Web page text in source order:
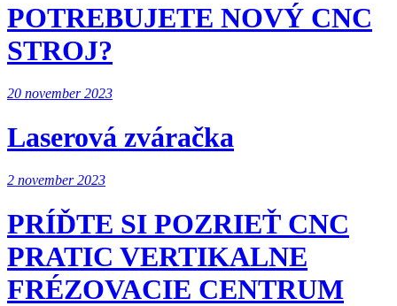
POTREBUJETE NOVÝ CNC
STROJ?
20 november 2023
Laserová zváračka
2 november 2023
PRÍĎTE SI POZRIEŤ CNC
PRATIC VERTIKALNE
FRÉZOVACIE CENTRUM